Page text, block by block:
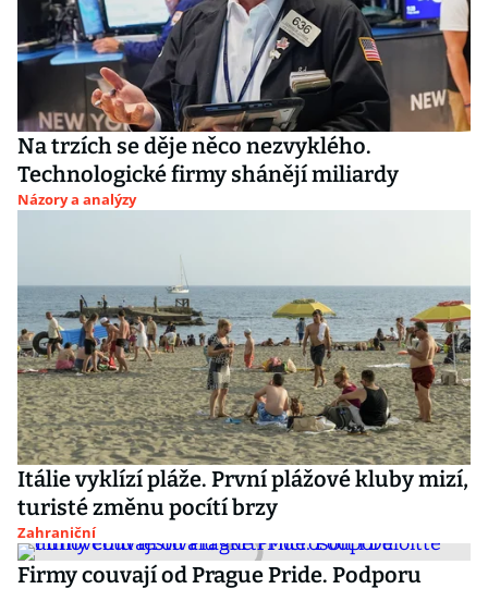
Na trzích se děje něco nezvyklého.
Technologické firmy shánějí miliardy
Názory a analýzy
Itálie vyklízí pláže. První plážové kluby mizí,
turisté změnu pocítí brzy
Zahraniční
Firmy couvají od Prague Pride. Podporu